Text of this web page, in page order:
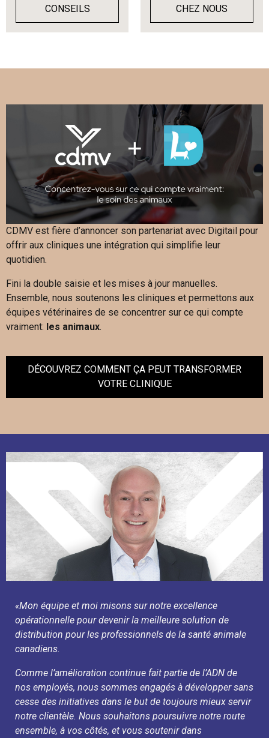
CONSEILS
CHEZ NOUS
CDMV est fière d’annoncer son partenariat avec Digitail pour
offrir aux cliniques une intégration qui simplifie leur
quotidien.
Fini la double saisie et les mises à jour manuelles.
Ensemble, nous soutenons les cliniques et permettons aux
équipes vétérinaires de se concentrer sur ce qui compte
vraiment: les animaux.
DÉCOUVREZ COMMENT ÇA PEUT TRANSFORMER
VOTRE CLINIQUE
«Mon équipe et moi misons sur notre excellence
opérationnelle pour devenir la meilleure solution de
distribution pour les professionnels de la santé animale
canadiens.
Comme l’amélioration continue fait partie de l’ADN de
nos employés, nous sommes engagés à développer sans
cesse des initiatives dans le but de toujours mieux servir
notre clientèle. Nous souhaitons poursuivre notre route
ensemble, à vos côtés, et vous soutenir dans